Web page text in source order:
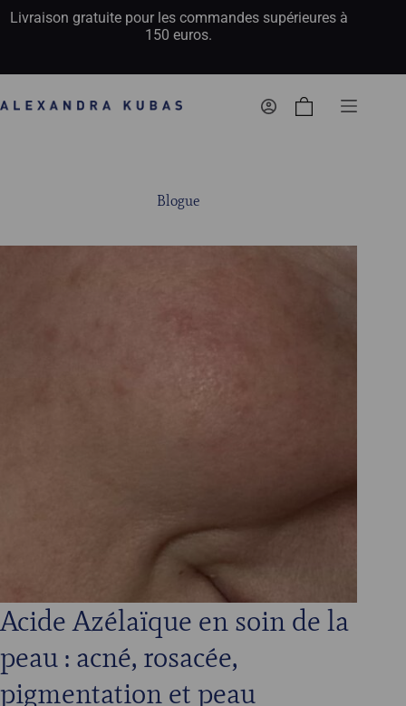
Livraison gratuite pour les commandes supérieures à
150 euros.
Panier
Blogue
Acide Azélaïque en soin de la
peau : acné, rosacée,
pigmentation et peau